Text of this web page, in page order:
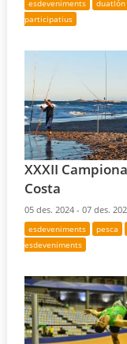
esdeveniments duatlón
participatius
XXXII
Costa
05 des. 2024 - 07 des.
esdeveniments pesca
esdeveniments